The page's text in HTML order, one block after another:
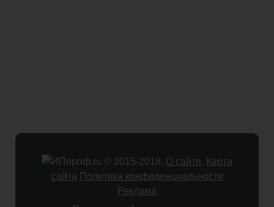
© 2015-2018. О сайте, Карта
сайта Политика конфеденциальности
Реклама